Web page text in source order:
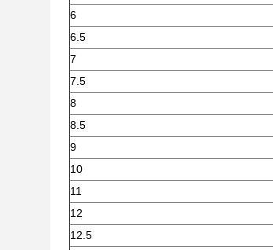
6
6.5
7
7.5
8
8.5
9
10
11
12
12.5